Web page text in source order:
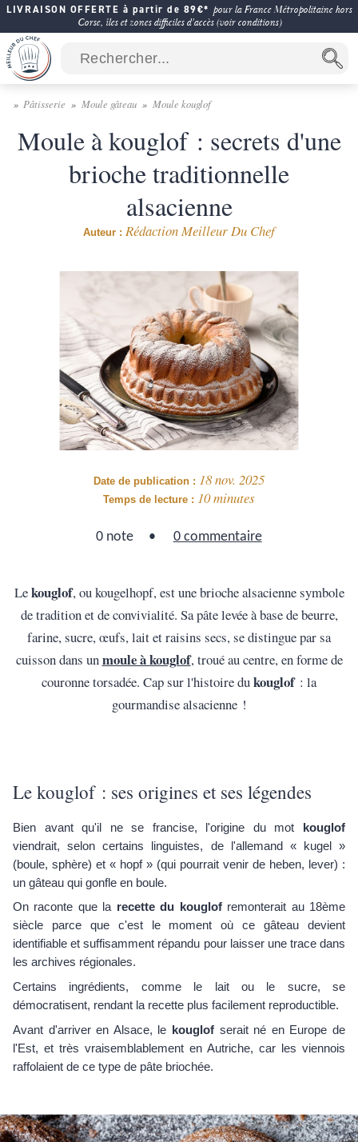
LIVRAISON OFFERTE à partir de 89€* pour la France Métropolitaine hors
Corse, îles et zones difficiles d'accès (voir conditions)
Pâtisserie Moule gâteau Moule kouglof
Moule à kouglof : secrets d'une
brioche traditionnelle
alsacienne
Lekouglof, ou kougelhopf, est une brioche alsacienne symbole
de tradition et de convivialité. Sa pâte levée à base de beurre,
farine, sucre, œufs, lait et raisins secs, se distingue par sa
cuisson dans unmoule à kouglof, troué au centre, en forme de
couronne torsadée. Cap sur l'histoire dukouglof: la
gourmandise alsacienne !
Le kouglof : ses origines et ses légendes
Bien avant qu'il ne se francise, l'origine du mot kouglof
viendrait, selon certains linguistes, de l'allemand « kugel »
(boule, sphère) et « hopf » (qui pourrait venir de heben, lever) :
un gâteau qui gonfle en boule.
On raconte que la recette du kouglofremonterait au 18ème
siècle parce que c'est le moment où ce gâteau devient
identifiable et suffisamment répandu pour laisser une trace dans
les archives régionales.
Certains ingrédients, comme le lait ou le sucre, se
démocratisent, rendant la recette plus facilement reproductible.
Avant d'arriver en Alsace, le kouglof serait né en Europe de
l'Est, et très vraisemblablement en Autriche, car les viennois
raffolaient de ce type de pâte briochée.
Auteur : Rédaction Meilleur Du Chef
Date de publication : 18 nov. 2025
Temps de lecture : 10 minutes
0 note 0 commentaire